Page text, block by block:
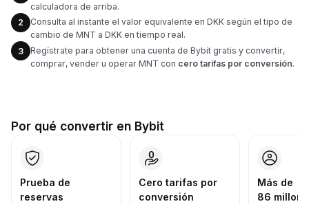
calculadora de arriba.
2
Consulta al instante el valor equivalente en DKK según el tipo de
cambio de MNT a DKK en tiempo real.
3
Regístrate para obtener una cuenta de Bybit gratis y convertir,
comprar, vender u operar MNT con cero tarifas por conversión.
Por qué convertir en Bybit
Prueba de
reservas
Cero tarifas por
conversión
Más de
86